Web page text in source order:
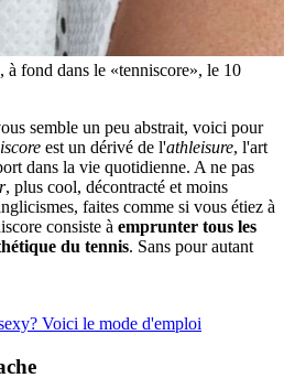
fond dans le «tenniscore», le 10
semble un peu abstrait, voici pour
est un dérivé de l'athleisure, l'art
dans la vie quotidienne. A ne pas
, plus cool, décontracté et moins
faites comme si vous étiez à
consiste à emprunter tous les
du tennis. Sans pour autant
Voici le mode d'emploi